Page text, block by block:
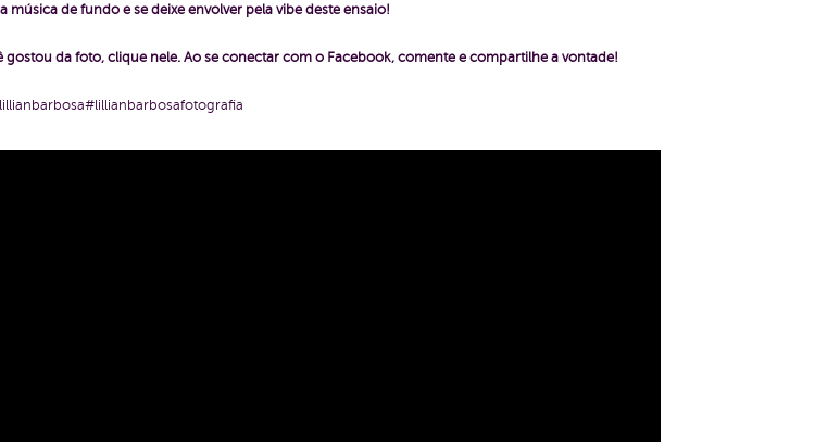
música de fundo e se deixe envolver pela vibe deste ensaio!
da foto, clique nele. Ao se conectar com o Facebook, comente e compartilhe a vontade!